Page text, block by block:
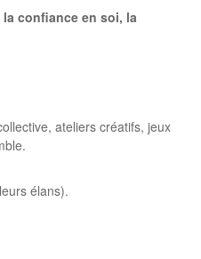
confiance en soi, la
ateliers créatifs, jeux
élans).